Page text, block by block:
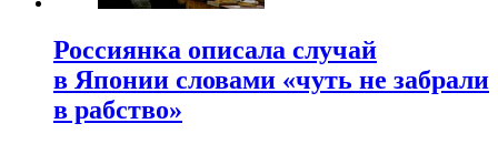
Россиянка описала случай
в Японии словами «чуть не забрали
в рабство»